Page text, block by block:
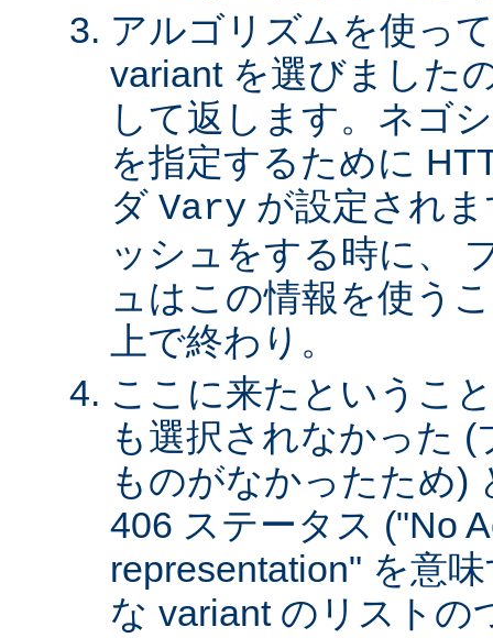
アルゴリズムを使っ
variant を選びました
して返します。ネゴ
を指定するために
ダ Vary が設定され
ッシュをする時に、
ュはこの情報を使う
上で終わり。
ここに来たというこ
も選択されなかった
ものがなかったため)
406 ステータス ("No
representation" を意
な variant のリストの